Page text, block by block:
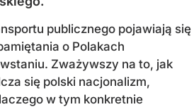
publicznego pojawiają się
o Polakach
Zważywszy na to, jak
się polski nacjonalizm,
w tym konkretnie